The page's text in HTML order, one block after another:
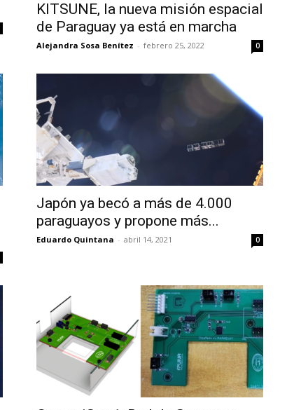
KITSUNE, la nueva misión espacial
de Paraguay ya está en marcha
Alejandra Sosa Benítez - febrero 25, 2022 0
Japón ya becó a más de 4.000
paraguayos y propone más...
Eduardo Quintana - abril 14, 2021 0